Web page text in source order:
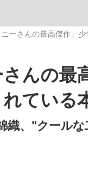
切聞かれなかった
、目撃せよ。
ニーさんの最高傑作」
さんの
ている
織、"クール